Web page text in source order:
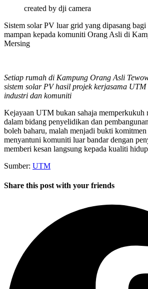
created by dji camera
Sistem solar PV luar grid yang dipasang bagi
mampan kepada komuniti Orang Asli di
Mersing
Setiap rumah di Kampung Orang Asli
sistem solar PV hasil projek kerjasama
industri dan komuniti
Kejayaan UTM bukan sahaja memperkukuh
dalam bidang penyelidikan dan
boleh baharu, malah menjadi bukti komitmen
menyantuni komuniti luar bandar dengan
memberi kesan langsung kepada kualiti
Sumber: UTM
Share this post with your friends